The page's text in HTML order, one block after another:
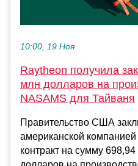
10:00, 19 Ноя
Raytheon получила
млн долларов на
NASAMS для Тайваня
Правительство США
американской
контракт на сумму